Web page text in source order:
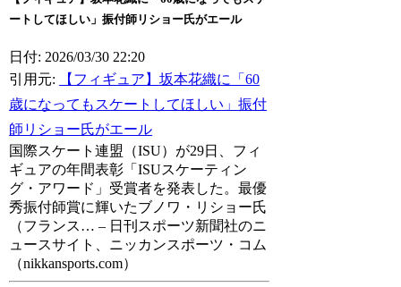
ートしてほしい」振付師リショー氏がエール
日付: 2026/03/30 22:20
引用元:
【フィギュア】坂本花織に「60
歳になってもスケートしてほしい」振付
師リショー氏がエール
国際スケート連盟（ISU）が29日、フィ
ギュアの年間表彰「ISUスケーティン
グ・アワード」受賞者を発表した。最優
秀振付師賞に輝いたブノワ・リショー氏
（フランス… – 日刊スポーツ新聞社のニ
ュースサイト、ニッカンスポーツ・コム
（nikkansports.com）